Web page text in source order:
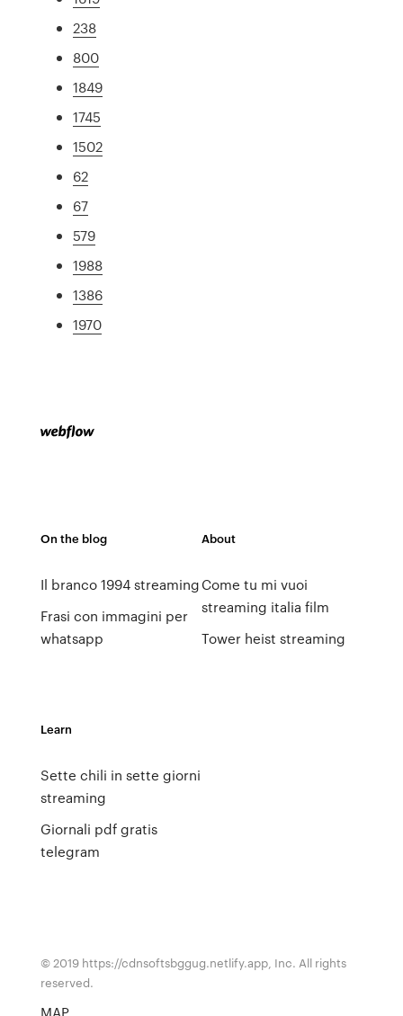
238
800
1849
1745
1502
62
67
579
1988
1386
1970
On the blog
Il branco 1994 streaming
Frasi con immagini per
whatsapp
About
Come tu mi vuoi
streaming italia film
Tower heist streaming
Learn
Sette chili in sette giorni
streaming
Giornali pdf gratis
telegram
© 2019 https://cdnsoftsbggug.netlify.app, Inc. All rights
reserved.
MAP